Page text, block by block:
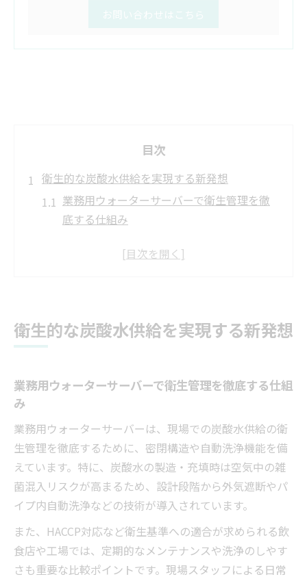
お問い合わせはこちら
目次
衛生的な炭酸水供給を実現する新発想
業務用ウォーターサーバーで衛生管理を徹
底する仕組み
ント
業務用ウォーターサーバーでコストも安心も両
炭酸水による業務用ウォーターサーバーの
コスト削減術
安心供給を実現する業務用ウォーターサー
バーの特徴
コスト面で選ぶ炭酸サーバー業務用レンタ
ルの魅力
業務用ウォーターサーバーのコスト比較ポ
イント解説
衛生的な炭酸水供給を実現する新発想
業務用ウォーターサーバーで衛生管理を徹底する仕組
み
業務用ウォーターサーバーは、現場での炭酸水供給の衛
生管理を徹底するために、密閉構造や自動洗浄機能を備
えています。特に、炭酸水の製造・充填時は空気中の雑
菌混入リスクが高まるため、設計段階から外気遮断やパ
イプ内自動洗浄などの技術が導入されています。
また、HACCP対応など衛生基準への適合が求められる飲
食店や工場では、定期的なメンテナンスや洗浄のしやす
さも重要な比較ポイントです。現場スタッフによる日常